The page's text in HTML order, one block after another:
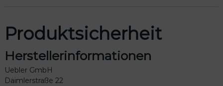
Produktsicherheit
Herstellerinformationen
Uebler GmbH
Daimlerstraße 22